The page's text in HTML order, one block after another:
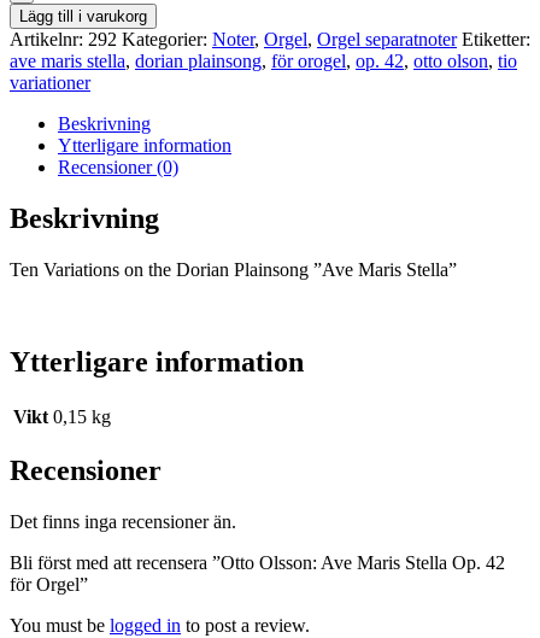
Lägg till i varukorg
Artikelnr: 292 Kategorier: Noter, Orgel, Orgel separatnoter Etiketter:
ave maris stella, dorian plainsong, för orogel, op. 42, otto olson, tio
variationer
Beskrivning
Ytterligare information
Recensioner (0)
Beskrivning
Ten Variations on the Dorian Plainsong ”Ave Maris Stella”
Ytterligare information
Vikt 0,15 kg
Recensioner
Det finns inga recensioner än.
Bli först med att recensera ”Otto Olsson: Ave Maris Stella Op. 42
för Orgel”
You must be logged in to post a review.